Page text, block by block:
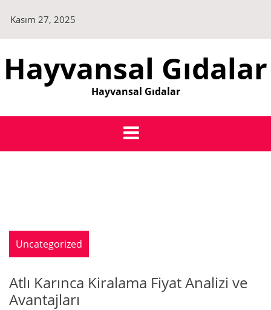
content
Kasım 27, 2025
Hayvansal Gıdalar
Hayvansal Gıdalar
Uncategorized
Atlı Karınca Kiralama Fiyat Analizi ve
Avantajları